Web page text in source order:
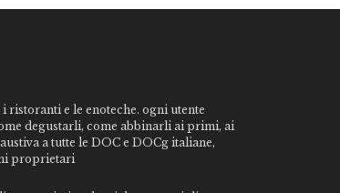
e le enoteche. ogni utente
degustarli, come abbinarli ai primi, ai
a tutte le DOC e DOCg italiane,
proprietari